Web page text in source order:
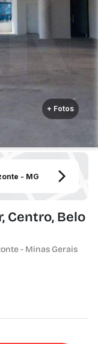
+ Fotos
- MG
Centro, Belo
- Minas Gerais